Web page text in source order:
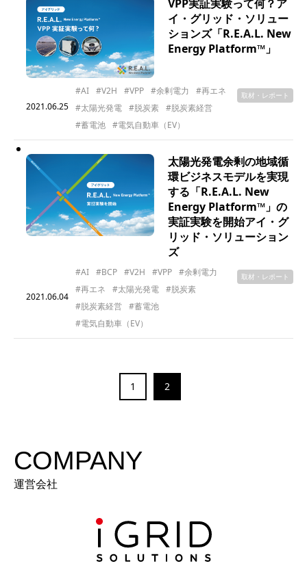
VPP実証実験って何？ア
イ・グリッド・ソリュー
ションズ「R.E.A.L. New
Energy Platform™」
2021.06.25
#AI #V2H #VPP #余剰電力
#再エネ
#太陽光発電
#脱炭素
#脱炭素経営
#蓄電池
#電気自動車（EV）
取材・レポート
太陽光発電余剰の地域循
環ビジネスモデルを実現
する「R.E.A.L. New
Energy Platform™」の
実証実験を開始アイ・グ
リッド・ソリューション
ズ
2021.06.04
#AI #BCP #V2H #VPP
#余剰電力
#再エネ
#太陽光発電
#脱炭素
#脱炭素経営
#蓄電池
#電気自動車（EV）
取材・レポート
1 2
COMPANY
運営会社